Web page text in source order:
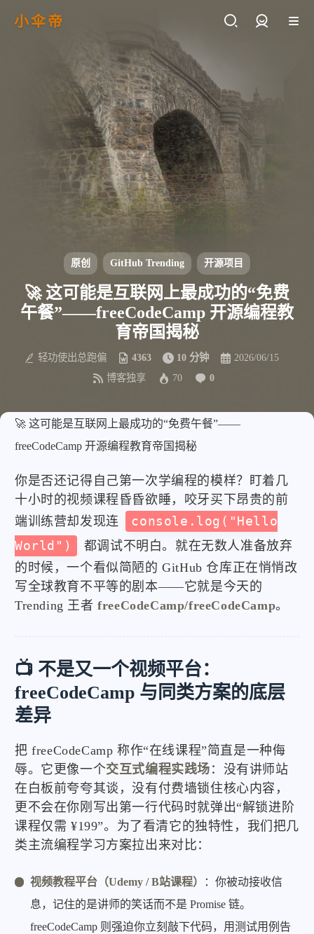
小伞帝
原创 GitHub Trending 开源项目
🚀 这可能是互联网上最成功的“免费
午餐”——freeCodeCamp 开源编程教
育帝国揭秘
轻功使出总跑偏 4363 10 分钟
2026/06/15
博客独享
70 0
🚀 这可能是互联网上最成功的“免费午餐”——
freeCodeCamp 开源编程教育帝国揭秘
你是否还记得自己第一次学编程的模样？盯着几
十小时的视频课程昏昏欲睡，咬牙买下昂贵的前
端训练营却发现连
console.log("Hello
World")
都调试不明白。就在无数人准备放弃
的时候，一个看似简陋的 GitHub 仓库正在悄悄改
写全球教育不平等的剧本——它就是今天的
Trending 王者freeCodeCamp/freeCodeCamp。
📺 不是又一个视频平台：
freeCodeCamp 与同类方案的底层
差异
把 freeCodeCamp 称作“在线课程”简直是一种侮
辱。它更像一个交互式编程实践场 ：没有讲师站
在白板前夸夸其谈，没有付费墙锁住核心内容，
更不会在你刚写出第一行代码时就弹出“解锁进阶
课程仅需 ¥199”。为了看清它的独特性，我们把几
类主流编程学习方案拉出来对比：
视频教程平台（Udemy / B站课程）
：你被动接收信
息，记住的是讲师的笑话而不是 Promise 链。
freeCodeCamp 则强迫你立刻敲下代码，用测试用例告